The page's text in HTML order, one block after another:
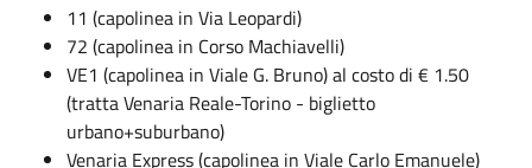
11 (capolinea in Via Leopardi)
72 (capolinea in Corso Machiavelli)
VE1 (capolinea in Viale G. Bruno) al costo di € 1.50
(tratta Venaria Reale-Torino - biglietto
urbano+suburbano)
Venaria Express (capolinea in Viale Carlo Emanuele)